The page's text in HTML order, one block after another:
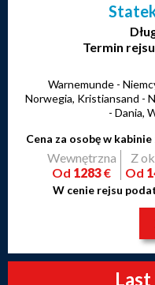
Termin
Warnemunde -
Norwegia, Kristiansand -
- Dania,
Cena za osobę w
Wewnętrzna
Od 1283€
Z
Od
W cenie rejsu